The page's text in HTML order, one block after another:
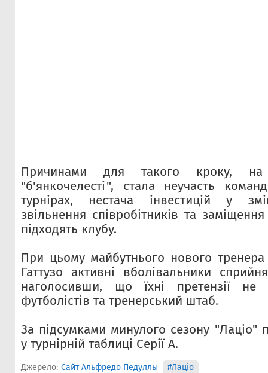
Причинами для такого кроку,
"б'янкочелесті", стала неучасть
турнірах, нестача інвестицій у
звільнення співробітників та
підходять клубу.
При цьому майбутнього нового
Гаттузо активні вболівальники
наголосивши, що їхні претензії
футболістів та тренерський штаб.
За підсумками минулого сезону "Лаціо"
у турнірній таблиці Серії А.
Джерело: Сайт Альфредо Педуллы #Лаціо